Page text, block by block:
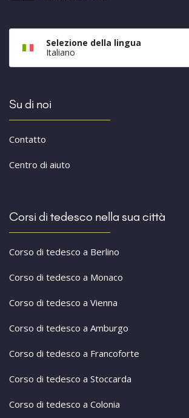
Selezione della lingua
Italiano
Su di noi
Contatto
Centro di aiuto
Corsi di tedesco nella sua città
Corso di tedesco a Berlino
Corso di tedesco a Monaco
Corso di tedesco a Vienna
Corso di tedesco a Amburgo
Corso di tedesco a Francoforte
Corso di tedesco a Stoccarda
Corso di tedesco a Colonia